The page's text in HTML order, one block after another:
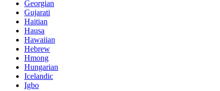
Georgian
Gujarati
Haitian
Hausa
Hawaiian
Hebrew
Hmong
Hungarian
Icelandic
Igbo